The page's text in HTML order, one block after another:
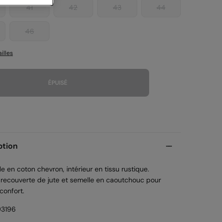
41 42 43 44
46
ÉPUISÉ
en coton chevron, intérieur en tissu rustique.
de jute et semelle en caoutchouc pour